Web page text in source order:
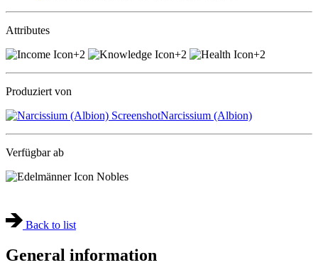
Attributes
+2
+2 +2
Produziert von
Narcissium (Albion)
Verfügbar ab
Nobles
Back to list
General information